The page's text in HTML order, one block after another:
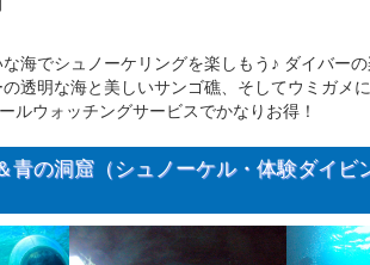
海でシュノーケリングを楽しもう♪ ダイバー
透明な海と美しいサンゴ礁、そしてウミガメ
ルウォッチングサービスでかなりお得！
青の洞窟（シュノーケル・体験ダイビ